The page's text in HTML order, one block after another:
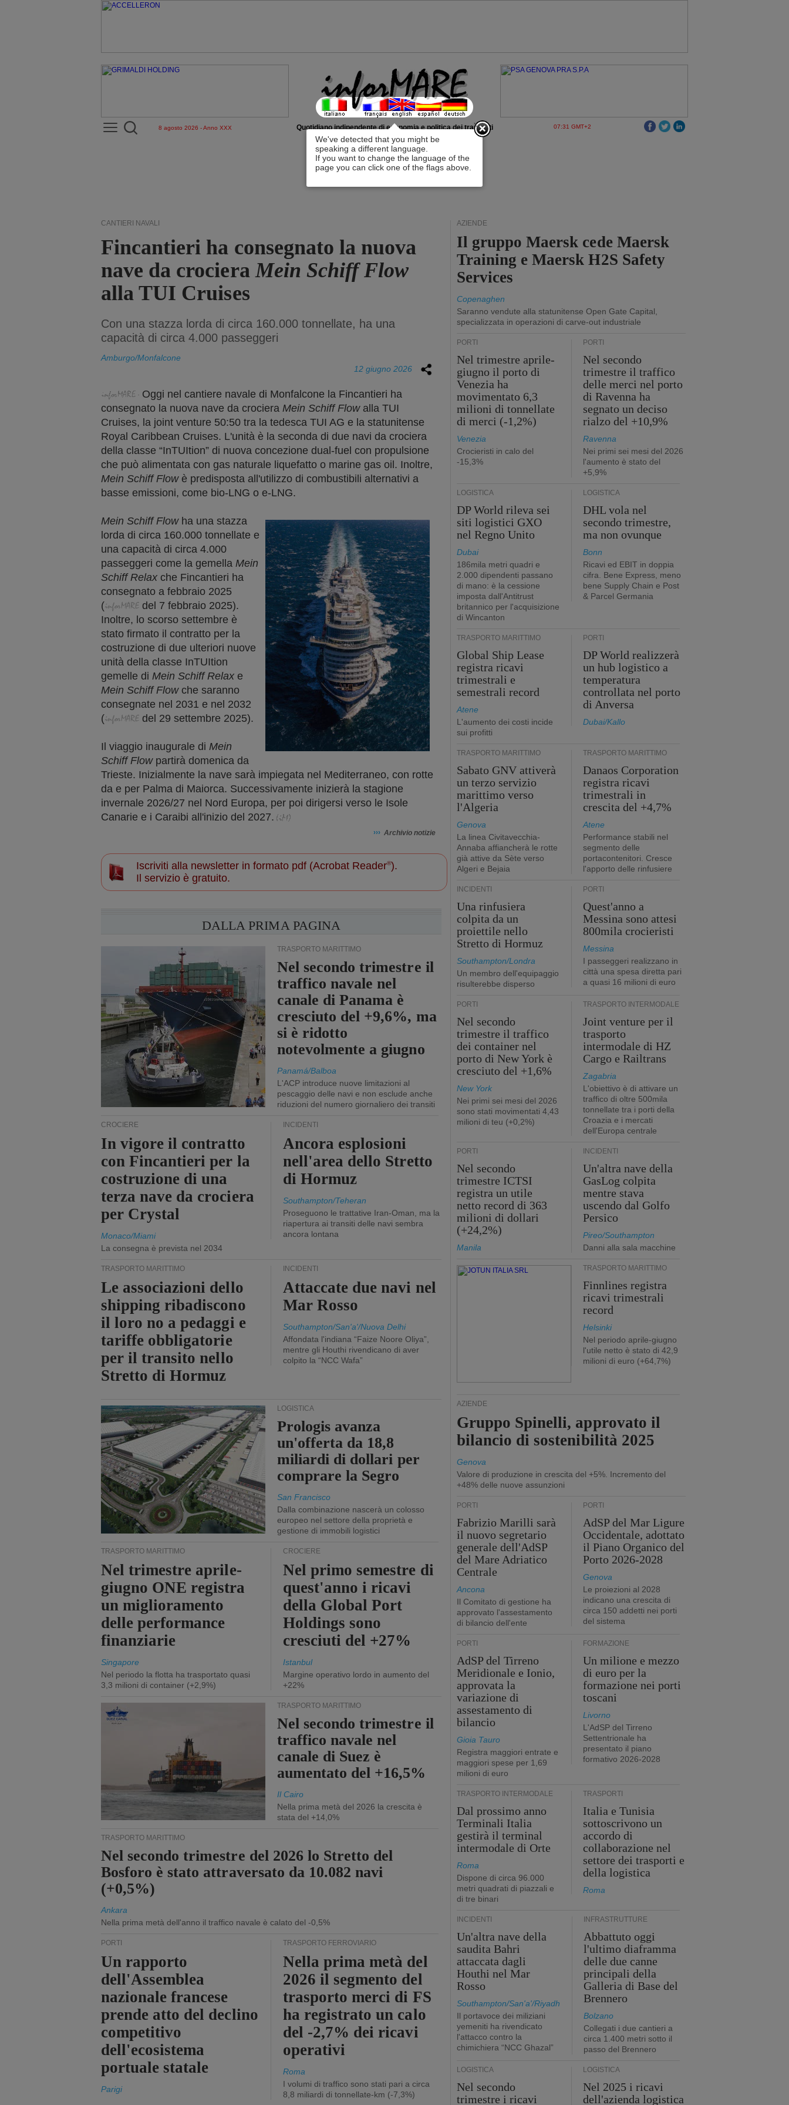
We've detected that you might be
speaking a different language.
If you want to change the language of the
page you can click one of the flags above.
x
8 agosto 2026 - Anno XXX Quotidiano indipendente di economia e politica dei trasporti 07:31 GMT+2
CANTIERI NAVALI
Fincantieri ha consegnato la nuova
nave da crocieraMein Schiff Flow
alla TUI Cruises
Con una stazza lorda di circa 160.000 tonnellate, ha una
capacità di circa 4.000 passeggeri
Amburgo/Monfalcone
12 giugno 2026
Oggi nel cantiere navale di Monfalcone la Fincantieri ha
consegnato la nuova nave da crociera Mein Schiff Flowalla TUI
Cruises, la joint venture 50:50 tra la tedesca TUI AG e la statunitense
Royal Caribbean Cruises. L'unità è la seconda di due navi da crociera
della classe “InTUItion” di nuova concezione dual-fuel con propulsione
che può alimentata con gas naturale liquefatto o marine gas oil. Inoltre,
Mein Schiff Flowè predisposta all'utilizzo di combustibili alternativi a
basse emissioni, come bio-LNG o e-LNG.
Mein Schiff Flowha una stazza
lorda di circa 160.000 tonnellate e
una capacità di circa 4.000
passeggeri come la gemella Mein
Schiff Relax che Fincantieri ha
consegnato a febbraio 2025
(
del 7 febbraio 2025).
Inoltre, lo scorso settembre è
stato firmato il contratto per la
costruzione di due ulteriori nuove
unità della classe InTUItion
gemelle di Mein Schiff Relax e
Mein Schiff Flowche saranno
consegnate nel 2031 e nel 2032
(
del 29 settembre 2025).
Il viaggio inaugurale di Mein
Schiff Flowpartirà domenica da
Trieste. Inizialmente la nave sarà impiegata nel Mediterraneo, con rotte
da e per Palma di Maiorca. Successivamente inizierà la stagione
invernale 2026/27 nel Nord Europa, per poi dirigersi verso le Isole
Canarie e i Caraibi all'inizio del 2027.
››› Archivio notizie
Iscriviti alla newsletter in formato pdf (Acrobat Reader®).
Il servizio è gratuito.
DALLA PRIMA PAGINA
TRASPORTO MARITTIMO
Nel secondo trimestre il
traffico navale nel
canale di Panama è
cresciuto del +9,6%, ma
si è ridotto
notevolmente a giugno
Panamá/Balboa
L'ACP introduce nuove limitazioni al
pescaggio delle navi e non esclude anche
riduzioni del numero giornaliero dei transiti
CROCIERE
In vigore il contratto
con Fincantieri per la
costruzione di una
terza nave da crociera
per Crystal
Monaco/Miami
La consegna è prevista nel 2034
INCIDENTI
Ancora esplosioni
nell'area dello Stretto
di Hormuz
Southampton/Teheran
Proseguono le trattative Iran-Oman, ma la
riapertura ai transiti delle navi sembra
ancora lontana
TRASPORTO MARITTIMO
Le associazioni dello
shipping ribadiscono
il loro no a pedaggi e
tariffe obbligatorie
per il transito nello
Stretto di Hormuz
INCIDENTI
Attaccate due navi nel
Mar Rosso
Southampton/San'a'/Nuova Delhi
Affondata l'indiana “Faize Noore Oliya”,
mentre gli Houthi rivendicano di aver
colpito la “NCC Wafa”
LOGISTICA
Prologis avanza
un'offerta da 18,8
miliardi di dollari per
comprare la Segro
San Francisco
Dalla combinazione nascerà un colosso
europeo nel settore della proprietà e
gestione di immobili logistici
TRASPORTO MARITTIMO
Nel trimestre aprile-
giugno ONE registra
un miglioramento
delle performance
finanziarie
Singapore
Nel periodo la flotta ha trasportato quasi
3,3 milioni di container (+2,9%)
CROCIERE
Nel primo semestre di
quest'anno i ricavi
della Global Port
Holdings sono
cresciuti del +27%
Istanbul
Margine operativo lordo in aumento del
+22%
TRASPORTO MARITTIMO
Nel secondo trimestre il
traffico navale nel
canale di Suez è
aumentato del +16,5%
Il Cairo
Nella prima metà del 2026 la crescita è
stata del +14,0%
TRASPORTO MARITTIMO
Nel secondo trimestre del 2026 lo Stretto del
Bosforo è stato attraversato da 10.082 navi
(+0,5%)
Ankara
Nella prima metà dell'anno il traffico navale è calato del -0,5%
PORTI
Un rapporto
dell'Assemblea
nazionale francese
prende atto del declino
competitivo
dell'ecosistema
portuale statale
Parigi
TRASPORTO FERROVIARIO
Nella prima metà del
2026 il segmento del
trasporto merci di FS
ha registrato un calo
del -2,7% dei ricavi
operativi
Roma
I volumi di traffico sono stati pari a circa
8,8 miliardi di tonnellate-km (-7,3%)
AZIENDE
Il gruppo Maersk cede Maersk
Training e Maersk H2S Safety
Services
Copenaghen
Saranno vendute alla statunitense Open Gate Capital,
specializzata in operazioni di carve-out industriale
PORTI
Nel trimestre aprile-
giugno il porto di
Venezia ha
movimentato 6,3
milioni di tonnellate
di merci (-1,2%)
Venezia
Crocieristi in calo del
-15,3%
PORTI
Nel secondo
trimestre il traffico
delle merci nel porto
di Ravenna ha
segnato un deciso
rialzo del +10,9%
Ravenna
Nei primi sei mesi del 2026
l'aumento è stato del
+5,9%
LOGISTICA
DP World rileva sei
siti logistici GXO
nel Regno Unito
Dubai
186mila metri quadri e
2.000 dipendenti passano
di mano: è la cessione
imposta dall'Antitrust
britannico per l'acquisizione
di Wincanton
LOGISTICA
DHL vola nel
secondo trimestre,
ma non ovunque
Bonn
Ricavi ed EBIT in doppia
cifra. Bene Express, meno
bene Supply Chain e Post
& Parcel Germania
TRASPORTO MARITTIMO
Global Ship Lease
registra ricavi
trimestrali e
semestrali record
Atene
L'aumento dei costi incide
sui profitti
PORTI
DP World realizzerà
un hub logistico a
temperatura
controllata nel porto
di Anversa
Dubai/Kallo
TRASPORTO MARITTIMO
Sabato GNV attiverà
un terzo servizio
marittimo verso
l'Algeria
Genova
La linea Civitavecchia-
Annaba affiancherà le rotte
già attive da Sète verso
Algeri e Bejaia
TRASPORTO MARITTIMO
Danaos Corporation
registra ricavi
trimestrali in
crescita del +4,7%
Atene
Performance stabili nel
segmento delle
portacontenitori. Cresce
l'apporto delle rinfusiere
INCIDENTI
Una rinfusiera
colpita da un
proiettile nello
Stretto di Hormuz
Southampton/Londra
Un membro dell'equipaggio
risulterebbe disperso
PORTI
Quest'anno a
Messina sono attesi
800mila crocieristi
Messina
I passeggeri realizzano in
città una spesa diretta pari
a quasi 16 milioni di euro
PORTI
Nel secondo
trimestre il traffico
dei container nel
porto di New York è
cresciuto del +1,6%
New York
Nei primi sei mesi del 2026
sono stati movimentati 4,43
milioni di teu (+0,2%)
TRASPORTO INTERMODALE
Joint venture per il
trasporto
intermodale di HZ
Cargo e Railtrans
Zagabria
L'obiettivo è di attivare un
traffico di oltre 500mila
tonnellate tra i porti della
Croazia e i mercati
dell'Europa centrale
PORTI
Nel secondo
trimestre ICTSI
registra un utile
netto record di 363
milioni di dollari
(+24,2%)
Manila
INCIDENTI
Un'altra nave della
GasLog colpita
mentre stava
uscendo dal Golfo
Persico
Pireo/Southampton
Danni alla sala macchine
TRASPORTO MARITTIMO
Finnlines registra
ricavi trimestrali
record
Helsinki
Nel periodo aprile-giugno
l'utile netto è stato di 42,9
milioni di euro (+64,7%)
AZIENDE
Gruppo Spinelli, approvato il
bilancio di sostenibilità 2025
Genova
Valore di produzione in crescita del +5%. Incremento del
+48% delle nuove assunzioni
PORTI
Fabrizio Marilli sarà
il nuovo segretario
generale dell'AdSP
del Mare Adriatico
Centrale
Ancona
Il Comitato di gestione ha
approvato l'assestamento
di bilancio dell'ente
PORTI
AdSP del Mar Ligure
Occidentale, adottato
il Piano Organico del
Porto 2026-2028
Genova
Le proiezioni al 2028
indicano una crescita di
circa 150 addetti nei porti
del sistema
PORTI
AdSP del Tirreno
Meridionale e Ionio,
approvata la
variazione di
assestamento di
bilancio
Gioia Tauro
Registra maggiori entrate e
maggiori spese per 1,69
milioni di euro
FORMAZIONE
Un milione e mezzo
di euro per la
formazione nei porti
toscani
Livorno
L'AdSP del Tirreno
Settentrionale ha
presentato il piano
formativo 2026-2028
TRASPORTO INTERMODALE
Dal prossimo anno
Terminali Italia
gestirà il terminal
intermodale di Orte
Roma
Dispone di circa 96.000
metri quadrati di piazzali e
di tre binari
TRASPORTI
Italia e Tunisia
sottoscrivono un
accordo di
collaborazione nel
settore dei trasporti e
della logistica
Roma
INCIDENTI
Un'altra nave della
saudita Bahri
attaccata dagli
Houthi nel Mar
Rosso
Southampton/San'a'/Riyadh
Il portavoce dei miliziani
yemeniti ha rivendicato
l'attacco contro la
chimichiera “NCC Ghazal”
INFRASTRUTTURE
Abbattuto oggi
l'ultimo diaframma
delle due canne
principali della
Galleria di Base del
Brennero
Bolzano
Collegati i due cantieri a
circa 1.400 metri sotto il
passo del Brennero
LOGISTICA
Nel secondo
trimestre i ricavi
LOGISTICA
Nel 2025 i ricavi
dell'azienda logistica